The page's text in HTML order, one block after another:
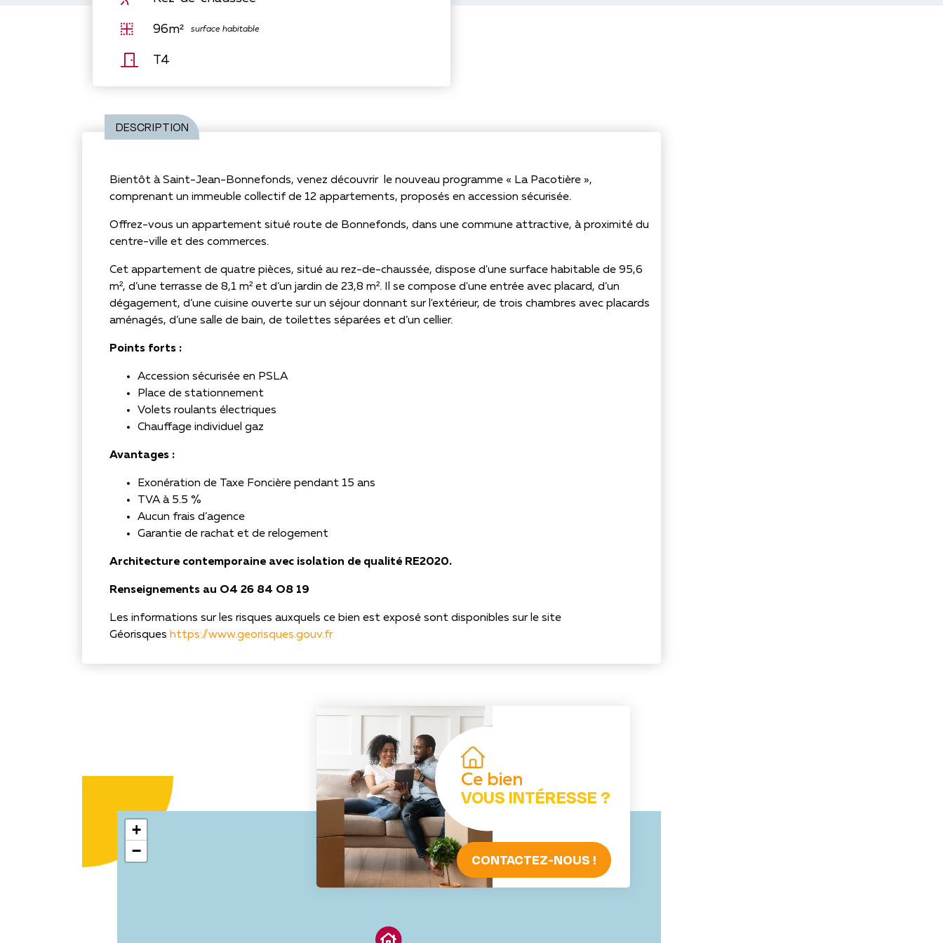
96m² surface habitable
T4
DESCRIPTION
Bientôt à Saint-Jean-Bonnefonds, venez découvrir le nouveau programme « La Pacotière »,
comprenant un immeuble collectif de 12 appartements, proposés en accession sécurisée.
Offrez-vous un appartement situé route de Bonnefonds, dans une commune attractive, à proximité du
centre-ville et des commerces.
Cet appartement de quatre pièces, situé au rez-de-chaussée, dispose d'une surface habitable de 95,6
m², d’une terrasse de 8,1 m² et d’un jardin de 23,8 m². Il se compose d'une entrée avec placard, d’un
dégagement, d’une cuisine ouverte sur un séjour donnant sur l'extérieur, de trois chambres avec placards
aménagés, d’une salle de bain, de toilettes séparées et d’un cellier.
Points forts :
Accession sécurisée en PSLA
Place de stationnement
Volets roulants électriques
Chauffage individuel gaz
Avantages :
Exonération de Taxe Foncière pendant 15 ans
TVA à 5.5 %
Aucun frais d’agence
Garantie de rachat et de relogement
Architecture contemporaine avec isolation de qualité RE2020.
Renseignements au O4 26 84 O8 19
Les informations sur les risques auxquels ce bien est exposé sont disponibles sur le site
Géorisques https://www.georisques.gouv.fr
+
−
Ce bien
VOUS INTÉRESSE ?
CONTACTEZ-NOUS !